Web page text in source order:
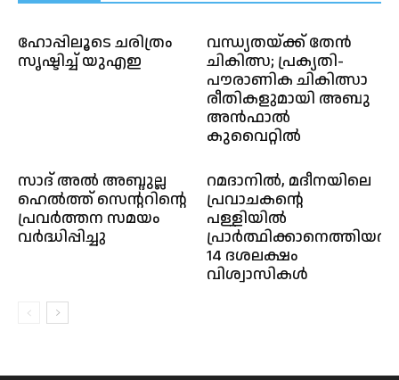
ഹോപ്പിലൂടെ ചരിത്രം
സൃഷ്ടിച്ച് യുഎഇ
വന്ധ്യതയ്ക്ക് തേൻ
ചികിത്സ; പ്രക്യതി-
പൗരാണിക ചികിത്സാ
രീതികളുമായി അബു
അൻഫാൽ
കുവൈറ്റിൽ‌
സാദ് അൽ അബ്ദുല്ല
ഹെൽത്ത് സെന്ററിന്റെ
പ്രവർത്തന സമയം
വർദ്ധിപ്പിച്ചു
റമദാനിൽ, മദീനയിലെ
പ്രവാചകന്റെ
പള്ളിയിൽ
പ്രാർത്ഥിക്കാനെത്തിയത്
14 ദശലക്ഷം
വിശ്വാസികൾ